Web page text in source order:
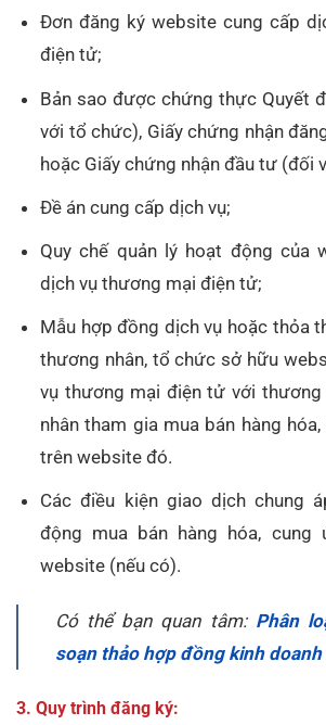
Đơn đăng ký website cung cấp
điện tử;
Bản sao được chứng thực Quyết
với tổ chức), Giấy chứng nhận
hoặc Giấy chứng nhận đầu tư (đối
Đề án cung cấp dịch vụ;
Quy chế quản lý hoạt động của
dịch vụ thương mại điện tử;
Mẫu hợp đồng dịch vụ hoặc thỏa
thương nhân, tổ chức sở hữu
vụ thương mại điện tử với thương
nhân tham gia mua bán hàng
trên website đó.
Các điều kiện giao dịch chung
động mua bán hàng hóa, cung
website (nếu có).
Có thể bạn quan tâm: Phân
soạn thảo hợp đồng kinh
3. Quy trình đăng ký: